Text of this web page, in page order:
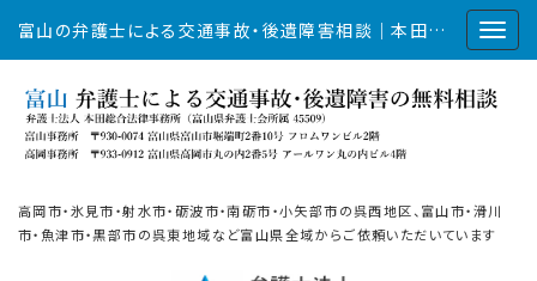
富山の弁護士による交通事故・後遺障害相談｜本田総合法律事務所
高岡市・氷見市・射水市・砺波市・南砺市・小矢部市の呉西地区、富山市・滑川
市・魚津市・黒部市の呉東地域など富山県全域からご依頼いただいています